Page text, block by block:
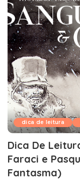
dica de leitura
Dica De
Faraci e
Fantasma)